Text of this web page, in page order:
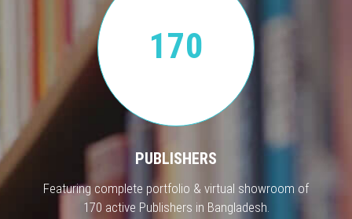
170
PUBLISHERS
Featuring complete portfolio & virtual showroom of
170 active Publishers in Bangladesh.